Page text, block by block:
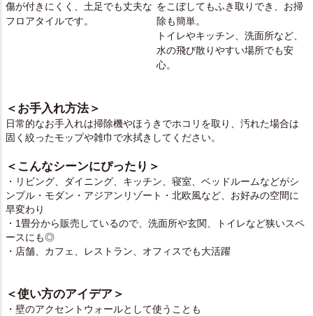
傷が付きにくく、土足でも丈夫な
フロアタイルです。
をこぼしてもふき取りでき、お掃
除も簡単。
トイレやキッチン、洗面所など、
水の飛び散りやすい場所でも安
心。
＜お手入れ方法＞
日常的なお手入れは掃除機やほうきでホコリを取り、汚れた場合は
固く絞ったモップや雑巾で水拭きしてください。
＜こんなシーンにぴったり＞
・リビング、ダイニング、キッチン、寝室、ベッドルームなどがシ
ンプル・モダン・アジアンリゾート・北欧風など、お好みの空間に
早変わり
・1畳分から販売しているので、洗面所や玄関、トイレなど狭いスペ
ースにも◎
・店舗、カフェ、レストラン、オフィスでも大活躍
＜使い方のアイデア＞
・壁のアクセントウォールとして使うことも